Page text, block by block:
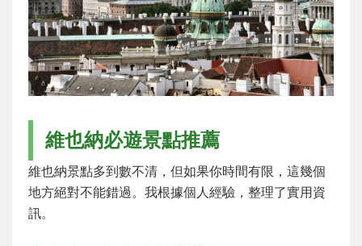
維也納必遊景點推薦
維也納景點多到數不清，但如果你時間有限，這幾個
地方絕對不能錯過。我根據個人經驗，整理了實用資
訊。